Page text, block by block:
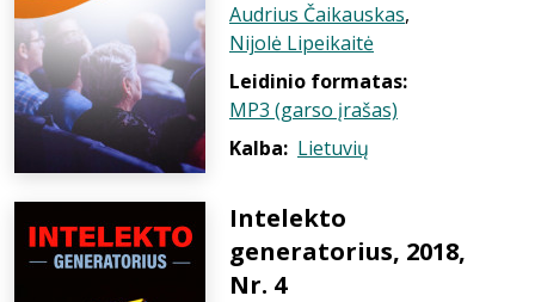
Audrius Čaikauskas,
Nijolė Lipeikaitė
Leidinio formatas:
MP3 (garso įrašas)
Kalba: Lietuvių
Intelekto
generatorius, 2018,
Nr. 4